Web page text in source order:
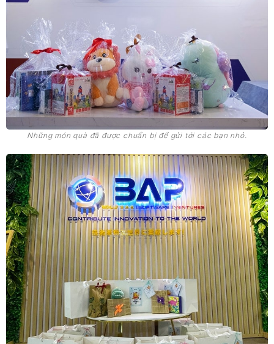
Những món quà đã được chuẩn bị để gửi tới các bạn nhỏ.